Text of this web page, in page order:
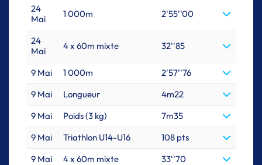
24
Mai
1 000m 2'55''00
24
Mai
4 x 60m mixte 32''85
9 Mai 1 000m
2'57''76
9 Mai
Longueur
4m22
9 Mai
Poids (3 kg)
7m35
9 Mai
Triathlon U14-U16
108 pts
9 Mai
4 x 60m mixte
33''70